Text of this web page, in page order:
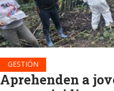
GESTIÓN
Aprehenden a